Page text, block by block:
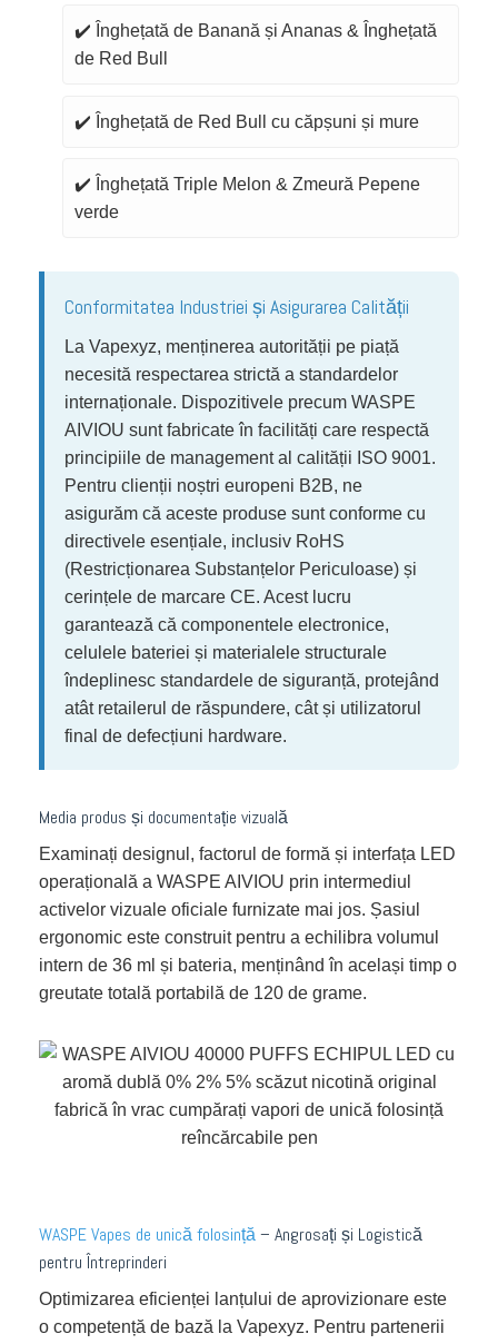
✔️ Înghețată de Banană și Ananas & Înghețată
de Red Bull
✔️ Înghețată de Red Bull cu căpșuni și mure
✔️ Înghețată Triple Melon & Zmeură Pepene
verde
Conformitatea Industriei și Asigurarea Calității
La Vapexyz, menținerea autorității pe piață
necesită respectarea strictă a standardelor
internaționale. Dispozitivele precum WASPE
AIVIOU sunt fabricate în facilități care respectă
principiile de management al calității ISO 9001.
Pentru clienții noștri europeni B2B, ne
asigurăm că aceste produse sunt conforme cu
directivele esențiale, inclusiv RoHS
(Restricționarea Substanțelor Periculoase) și
cerințele de marcare CE. Acest lucru
garantează că componentele electronice,
celulele bateriei și materialele structurale
îndeplinesc standardele de siguranță, protejând
atât retailerul de răspundere, cât și utilizatorul
final de defecțiuni hardware.
Media produs și documentație vizuală
Examinați designul, factorul de formă și interfața LED
operațională a WASPE AIVIOU prin intermediul
activelor vizuale oficiale furnizate mai jos. Șasiul
ergonomic este construit pentru a echilibra volumul
intern de 36 ml și bateria, menținând în același timp o
greutate totală portabilă de 120 de grame.
WASPE Vapes de unică folosință– Angrosați și Logistică
pentru Întreprinderi
Optimizarea eficienței lanțului de aprovizionare este
o competență de bază la Vapexyz. Pentru partenerii